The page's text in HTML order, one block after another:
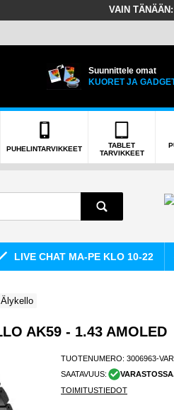
VAIN TÄNÄÄN:
Suunnittele omat
KUORET JA
PUHELINTARVIKKEET
TABLET
TARVIKKEET
LIVE CHAT MA-PE KLO 10-22
Älykello
AK59 - 1.43 AMOLED
TUOTENUMERO:3006963-VAR
SAATAVUUS:
TOIMITUSTIEDOT